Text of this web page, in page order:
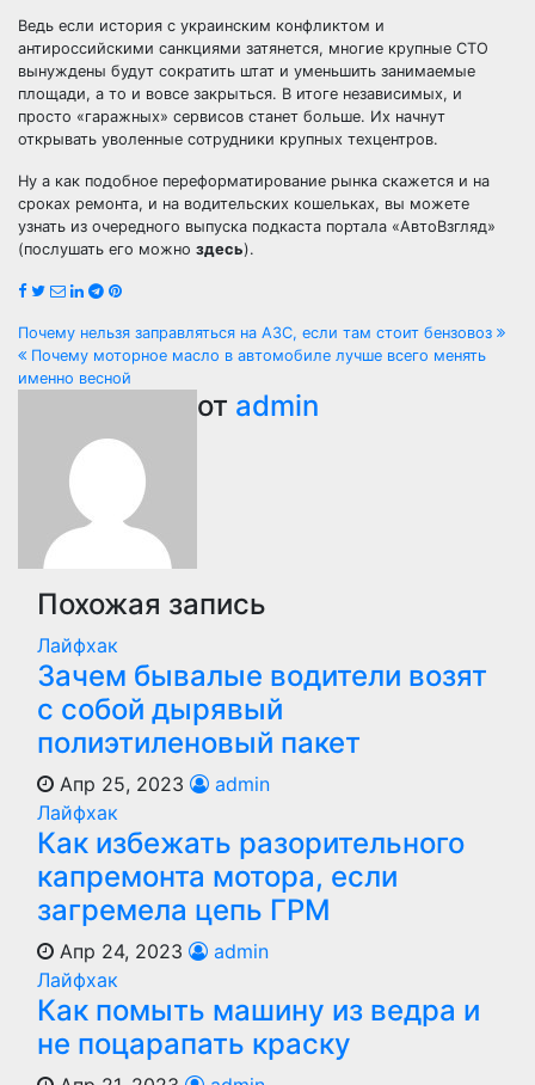
Ведь если история с украинским конфликтом и
антироссийскими санкциями затянется, многие крупные СТО
вынуждены будут сократить штат и уменьшить занимаемые
площади, а то и вовсе закрыться. В итоге независимых, и
просто «гаражных» сервисов станет больше. Их начнут
открывать уволенные сотрудники крупных техцентров.
Ну а как подобное переформатирование рынка скажется и на
сроках ремонта, и на водительских кошельках, вы можете
узнать из очередного выпуска подкаста портала «АвтоВзгляд»
(послушать его можно здесь).
Навигация
по
записям
Почему нельзя заправляться на АЗС, если там стоит бензовоз
Почему моторное масло в автомобиле лучше всего менять
именно весной
от admin
Похожая запись
Лайфхак
Зачем бывалые водители возят
с собой дырявый
полиэтиленовый пакет
Апр 25, 2023
admin
Лайфхак
Как избежать разорительного
капремонта мотора, если
загремела цепь ГРМ
Апр 24, 2023
admin
Лайфхак
Как помыть машину из ведра и
не поцарапать краску